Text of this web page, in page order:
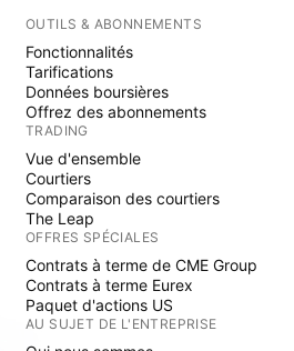
OUTILS & ABONNEMENTS
Fonctionnalités
Tarifications
Données boursières
Offrez des abonnements
TRADING
Vue d'ensemble
Courtiers
Comparaison des courtiers
The Leap
OFFRES SPÉCIALES
Contrats à terme de CME Group
Contrats à terme Eurex
Paquet d'actions US
AU SUJET DE L'ENTREPRISE